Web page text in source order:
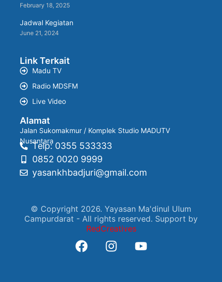
February 18, 2025
Jadwal Kegiatan
June 21, 2024
Link Terkait
Madu TV
Radio MDSFM
Live Video
Alamat
Jalan Sukomakmur / Komplek Studio MADUTV
Nusantara
Telp: 0355 533333
0852 0020 9999
yasankhbadjuri@gmail.com
© Copyright 2026. Yayasan Ma'dinul Ulum
Campurdarat - All rights reserved. Support by
RedCreatives